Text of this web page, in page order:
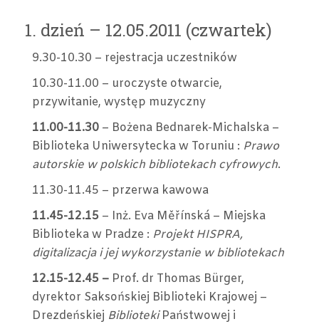
1. dzień – 12.05.2011 (czwartek)
9.30-10.30 – rejestracja uczestników
10.30-11.00 – uroczyste otwarcie,
przywitanie, występ muzyczny
11.00-11.30 – Bożena Bednarek-Michalska –
Biblioteka Uniwersytecka w Toruniu : Prawo
autorskie w polskich bibliotekach cyfrowych.
11.30-11.45 – przerwa kawowa
11.45-12.15 – Inż. Eva Měřínská – Miejska
Biblioteka w Pradze : Projekt HISPRA,
digitalizacja i jej wykorzystanie w bibliotekach
12.15-12.45 – Prof. dr Thomas Bürger,
dyrektor Saksońskiej Biblioteki Krajowej –
Drezdeńskiej BibliotekiPaństwowej i